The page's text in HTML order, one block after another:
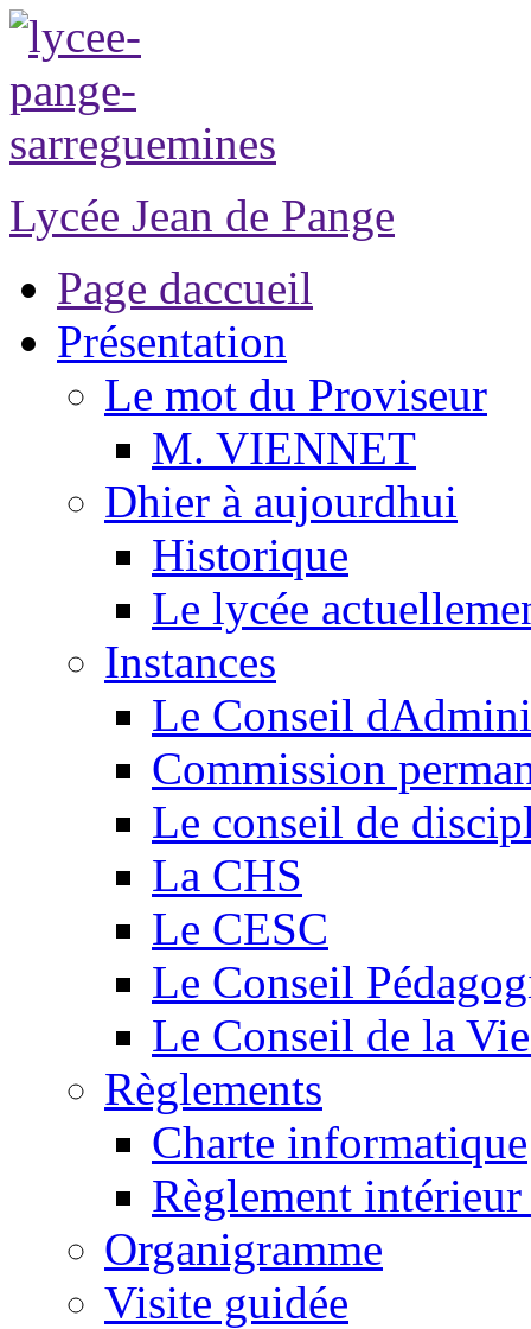
Lycée Jean de Pange
Page daccueil
Présentation
Le mot du Proviseur
M. VIENNET
Dhier à aujourdhui
Historique
Le lycée
Instances
Le Conseil
Commission
Le conseil de
La CHS
Le CESC
Le Conseil
Le Conseil de la
Règlements
Charte informatique
Règlement
Organigramme
Visite guidée